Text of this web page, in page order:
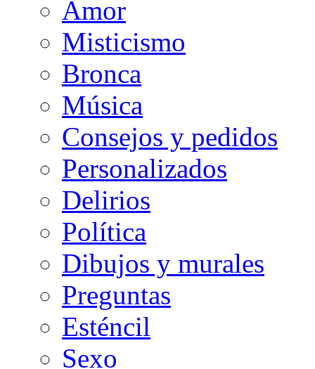
Amor
Misticismo
Bronca
Música
Consejos y pedidos
Personalizados
Delirios
Política
Dibujos y murales
Preguntas
Esténcil
Sexo